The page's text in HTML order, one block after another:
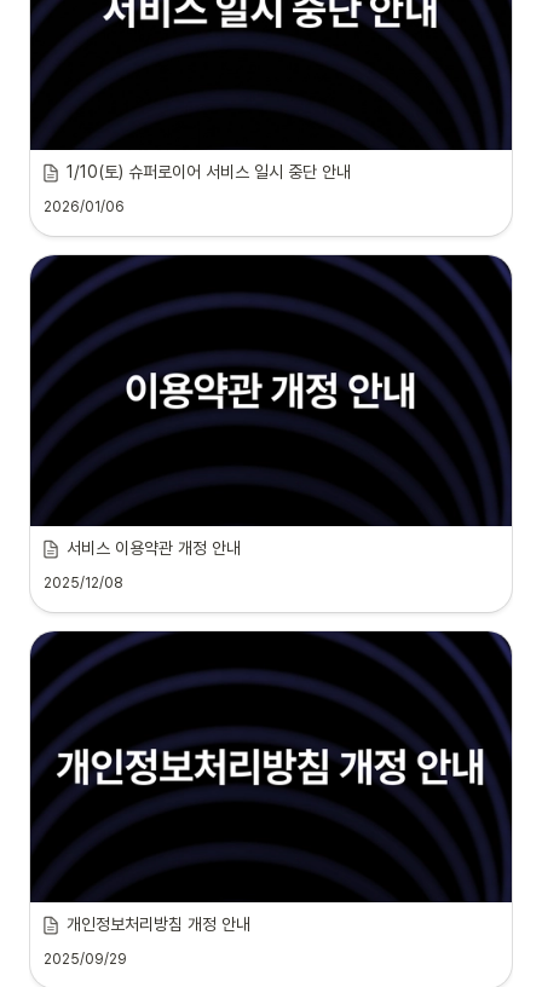
1/10(토) 슈퍼로이어 서비스 일시 중단 안내
2026/01/06
서비스 이용약관 개정 안내
2025/12/08
개인정보처리방침 개정 안내
2025/09/29